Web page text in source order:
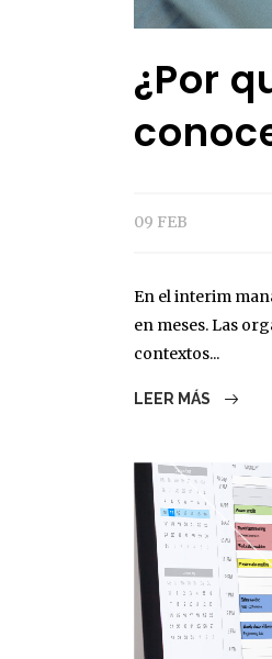
¿Por
09 FEB
En el interim
en meses. Las
contextos...
LEER MÁS